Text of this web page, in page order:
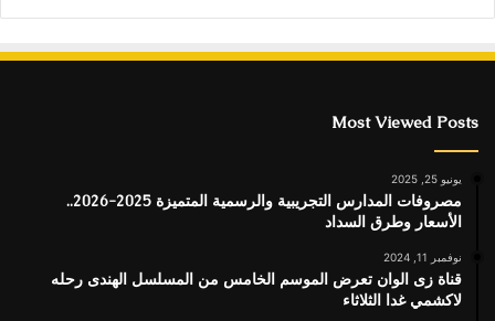
Most Viewed Posts
يونيو 25, 2025
مصروفات المدارس التجريبية والرسمية المتميزة 2025-2026..
الأسعار وطرق السداد
نوفمبر 11, 2024
قناة زى الوان تعرض الموسم الخامس من المسلسل الهندى رحله
لاكشمي غدا الثلاثاء